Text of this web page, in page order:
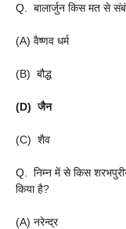
Q. बालार्जुन किस मत से
(A) वैष्णव धर्म
(B) बौद्ध
(D) जैन
(C) शैव
Q. निम्न में से किस
किया है?
(A) नरेन्द्र